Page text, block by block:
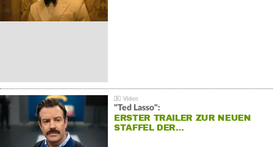
"Ted Lasso":
ERSTER TRAILER ZUR NEUEN
STAFFEL DER…